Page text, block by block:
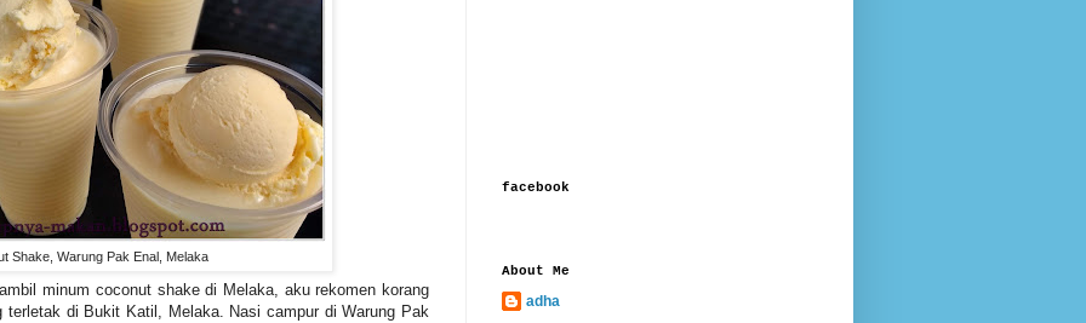
Shake, Warung Pak Enal, Melaka
minum coconut shake di Melaka, aku rekomen korang
terletak di Bukit Katil, Melaka. Nasi campur di Warung Pak
facebook
About Me
adha